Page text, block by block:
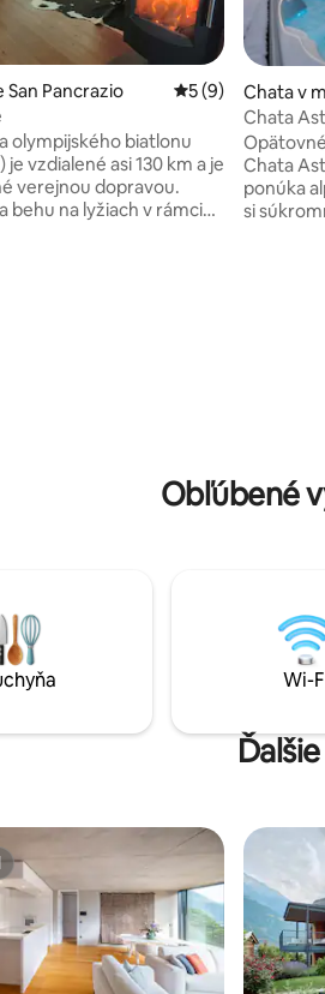
Pancrazio Priemerné
5 (9)
olympijského biatlonu
vzdialené asi 130 km a je
verejnou dopravou.
behu na lyžiach v rámci
Chata v
Chata
vírivkou
Chata
ponúka
si
Obľúbené
Wi-